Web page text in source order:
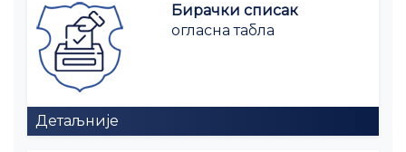
Бирачки списак
огласна табла
Детаљније